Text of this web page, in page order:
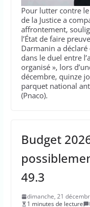
Pour lutter contre
de la Justice a
affrontement,
l’État de faire
Darmanin a
dans le duel entre
organisé », lors
décembre, quinze
parquet national
(Pnaco).
Budget
49.3
dimanche, 21
1 minutes de lecture